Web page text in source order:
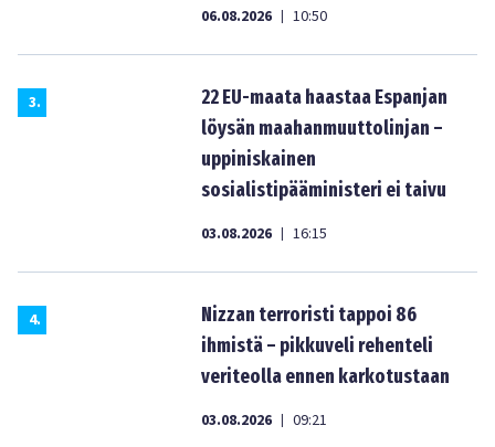
06.08.2026 | 10:50
3.
22 EU-maata haastaa Espanjan
löysän maahanmuuttolinjan –
uppiniskainen
sosialistipääministeri ei taivu
03.08.2026 | 16:15
4.
Nizzan terroristi tappoi 86
ihmistä – pikkuveli rehenteli
veriteolla ennen karkotustaan
03.08.2026 | 09:21